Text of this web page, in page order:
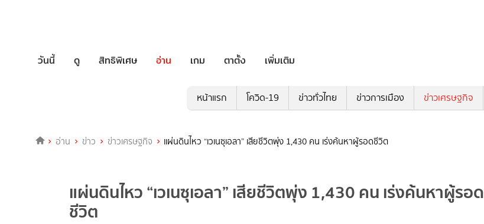
วันนี้ ดู สิทธิพิเศษ อ่าน เกม ตาตั้ง เพิ่มเติม
หน้าแรก โควิด-19 ข่าวทั่วไทย ข่าวการเมือง ข่าวเศรษฐกิจ
อ่าน ข่าว ข่าวเศรษฐกิจ แผ่นดินไหว “เวเนซุเอลา” เสียชีวิตพุ่ง 1,430 คน เร่งค้นหาผู้รอดชีวิต
แผ่นดินไหว “เวเนซุเอลา” เสียชีวิตพุ่ง 1,430 คน เร่งค้นหาผู้รอด
ชีวิต